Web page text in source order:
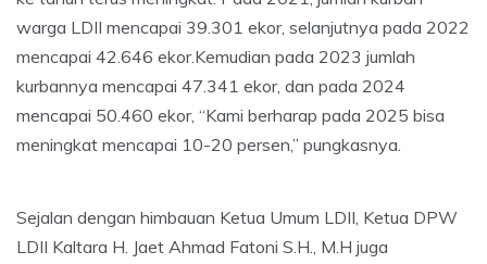
warga LDII mencapai 39.301 ekor, selanjutnya pada 2022
mencapai 42.646 ekor.Kemudian pada 2023 jumlah
kurbannya mencapai 47.341 ekor, dan pada 2024
mencapai 50.460 ekor, “Kami berharap pada 2025 bisa
meningkat mencapai 10-20 persen,” pungkasnya.
Sejalan dengan himbauan Ketua Umum LDII, Ketua DPW
LDII Kaltara H. Jaet Ahmad Fatoni S.H., M.H juga